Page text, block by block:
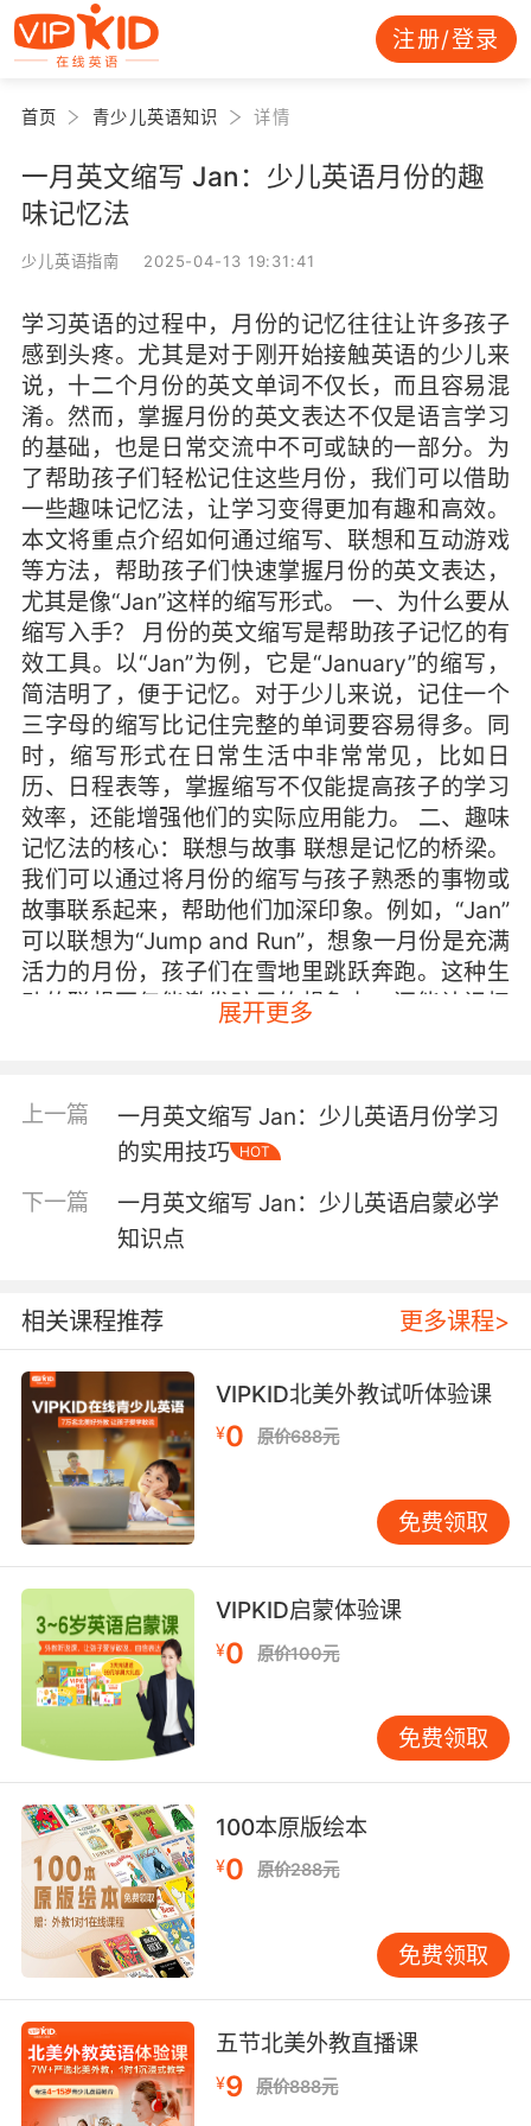
注册/登录
首页 青少儿英语知识 详情
一月英文缩写 Jan：少儿英语月份的趣
味记忆法
少儿英语指南 2025-04-13 19:31:41
学习英语的过程中，月份的记忆往往让许多孩子
感到头疼。尤其是对于刚开始接触英语的少儿来
说，十二个月份的英文单词不仅长，而且容易混
淆。然而，掌握月份的英文表达不仅是语言学习
的基础，也是日常交流中不可或缺的一部分。为
了帮助孩子们轻松记住这些月份，我们可以借助
一些趣味记忆法，让学习变得更加有趣和高效。
本文将重点介绍如何通过缩写、联想和互动游戏
等方法，帮助孩子们快速掌握月份的英文表达，
尤其是像“Jan”这样的缩写形式。 一、为什么要从
缩写入手？ 月份的英文缩写是帮助孩子记忆的有
效工具。以“Jan”为例，它是“January”的缩写，
简洁明了，便于记忆。对于少儿来说，记住一个
三字母的缩写比记住完整的单词要容易得多。同
时，缩写形式在日常生活中非常常见，比如日
历、日程表等，掌握缩写不仅能提高孩子的学习
效率，还能增强他们的实际应用能力。 二、趣味
记忆法的核心：联想与故事 联想是记忆的桥梁。
我们可以通过将月份的缩写与孩子熟悉的事物或
故事联系起来，帮助他们加深印象。例如，“Jan”
可以联想为“Jump and Run”，想象一月份是充满
活力的月份，孩子们在雪地里跳跃奔跑。这种生
动的联想不仅能激发孩子的想象力，还能让记忆
变得更加深刻。 此外，为每个月份编写一个简短
（February）与“Friendly Elephant’s Birthday”
联系起来，讲述一只友善的大象在二月份庆祝生
日的故事。通过这种方式，孩子不仅记住了缩
写，还能在故事中感受到月份的独特氛围。 三、
互动游戏：让学习更有趣 对于少儿来说，游戏是
学习的天然催化剂。我们可以设计一些简单的互
达。例如，可以制作一套月份的卡片，每张卡片
上写有月份的完整名称和缩写，比如“Jan”和
“January”。然后，通过配对游戏，让孩子将缩写
与完整名称对应起来。这种游戏不仅能锻炼孩子
的记忆力，还能提高他们的反应能力。 另一种有
趣的游戏是“月份接龙”。家长或老师说出一个月
份的缩写，比如“Mar”，孩子需要快速说出对应的
完整名称“March”，并接着说出下一个月份的缩
增强他们的语言表达能力。 四、视觉辅助：利用
图片和颜色 视觉记忆是孩子学习的重要方式。我
们可以通过图片和颜色来帮助孩子记忆月份的英
文表达。例如，为每个月份设计一张独特的图
片，比如“Jan”可以配上一张雪景图，“Jul”
（July）可以配上一张夏日海滩图。同时，为每
“Feb”用红色。通过这种视觉化的方式，孩子可以
更直观地记住每个月份的英文表达。 此外，还可
以制作一个月份的挂历，将每个月份的缩写和图
片结合起来，让孩子每天都能看到并复习。这种
重复性的视觉刺激能有效加深孩子的记忆。 五、
歌曲与韵律：让记忆更轻松 歌曲和韵律是帮助孩
编成一首简单的歌曲，或者用朗朗上口的韵律来
帮助孩子记忆。例如，可以编写这样一段韵律：
“Jan, Feb, Mar, Apr, May, Jun, Jul, Aug, Sep,
Oct, Nov, Dec，十二个月份记心间。”通过这种
展开更多
上一篇
一月英文缩写 Jan：少儿英语月份学习
的实用技巧
HOT
下一篇
一月英文缩写 Jan：少儿英语启蒙必学
知识点
相关课程推荐 更多课程>
VIPKID北美外教试听体验课
¥0 原价688元
免费领取
VIPKID启蒙体验课
¥0 原价100元
免费领取
100本原版绘本
¥0 原价288元
免费领取
五节北美外教直播课
¥9 原价888元